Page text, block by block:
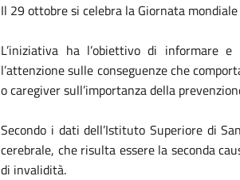
Il 29 ottobre si celebra la Giornata
L’iniziativa ha l’obiettivo di informare e
l’attenzione sulle conseguenze che
o caregiver sull’importanza della
Secondo i dati dell’Istituto Superiore di
cerebrale, che risulta essere la seconda
di invalidità.